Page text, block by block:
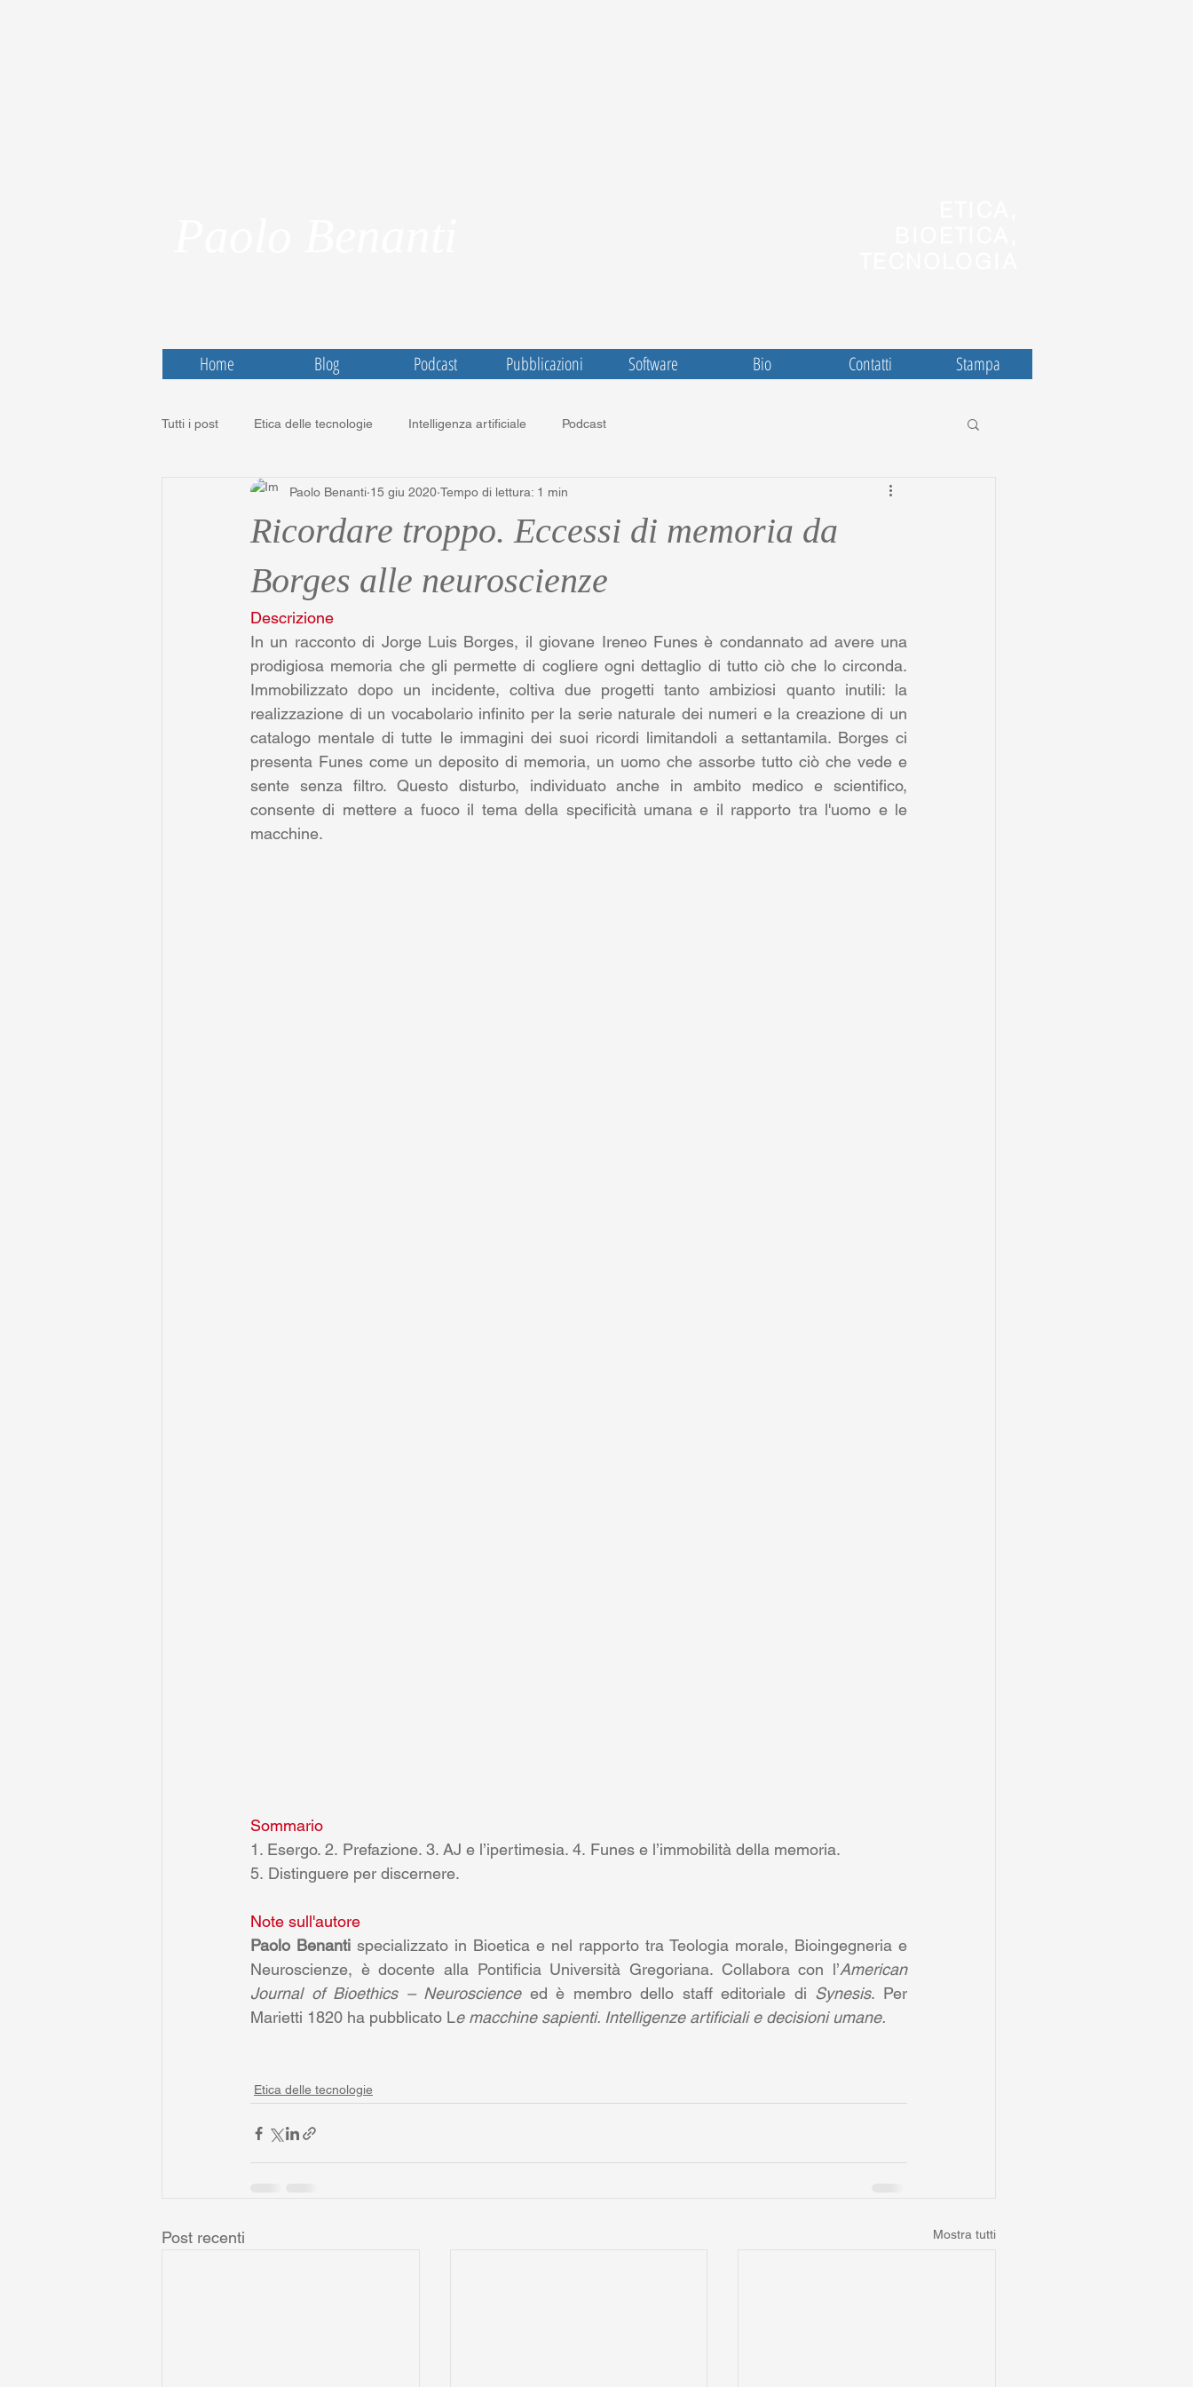
Home Blog Podcast Pubblicazioni Software Bio Contatti Stampa
Tutti i post Etica delle tecnologie Intelligenza artificiale Podcast
Ricordare troppo. Eccessi di memoria da
Borges alle neuroscienze
Paolo Benanti 15 giu 2020 Tempo di lettura: 1 min
Descrizione
In un racconto di Jorge Luis Borges, il giovane Ireneo Funes è condannato ad avere una
prodigiosa memoria che gli permette di cogliere ogni dettaglio di tutto ciò che lo circonda.
Immobilizzato dopo un incidente, coltiva due progetti tanto ambiziosi quanto inutili: la
realizzazione di un vocabolario infinito per la serie naturale dei numeri e la creazione di un
catalogo mentale di tutte le immagini dei suoi ricordi limitandoli a settantamila. Borges ci
presenta Funes come un deposito di memoria, un uomo che assorbe tutto ciò che vede e
sente senza filtro. Questo disturbo, individuato anche in ambito medico e scientifico,
consente di mettere a fuoco il tema della specificità umana e il rapporto tra l'uomo e le
macchine.
Sommario
1. Esergo. 2. Prefazione. 3. AJ e l’ipertimesia. 4. Funes e l’immobilità della memoria.
5. Distinguere per discernere.
Note sull'autore
Paolo Benanti specializzato in Bioetica e nel rapporto tra Teologia morale, Bioingegneria e
Neuroscienze, è docente alla Pontificia Università Gregoriana. Collabora con l’American
Journal of Bioethics – Neuroscience ed è membro dello staff editoriale di Synesis. Per
Marietti 1820 ha pubblicato Le macchine sapienti. Intelligenze artificiali e decisioni umane.
Etica delle tecnologie
Post recenti Mostra tutti